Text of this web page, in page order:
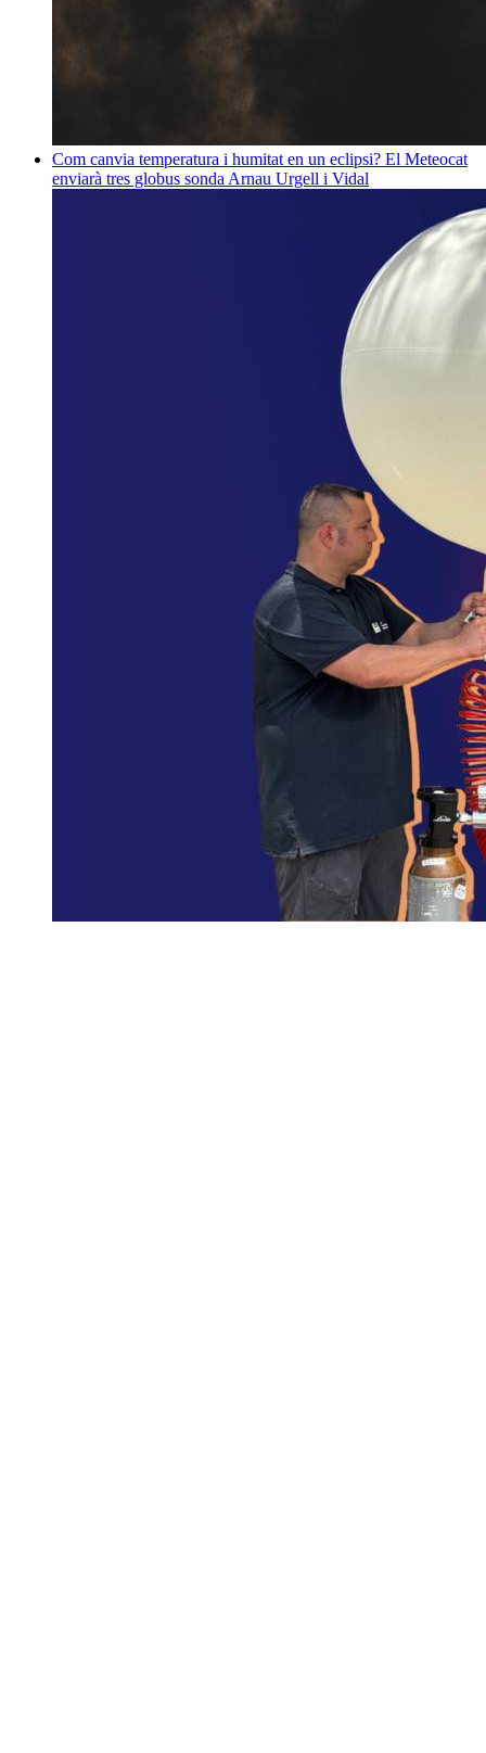
Com canvia temperatura i humitat en un eclipsi? El Meteocat
enviarà tres globus sonda Arnau Urgell i Vidal